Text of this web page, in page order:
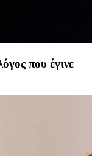
που έγινε